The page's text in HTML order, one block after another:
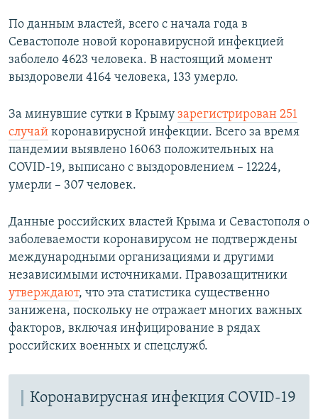
По данным властей, всего с начала года в
Севастополе новой коронавирусной инфекцией
заболело 4623 человека. В настоящий момент
выздоровели 4164 человека, 133 умерло.
За минувшие сутки в Крыму зарегистрирован 251
случай коронавирусной инфекции. Всего за время
пандемии выявлено 16063 положительных на
COVID-19, выписано с выздоровлением – 12224,
умерли – 307 человек.
Данные российских властей Крыма и Севастополя о
заболеваемости коронавирусом не подтверждены
международными организациями и другими
независимыми источниками. Правозащитники
утверждают, что эта статистика существенно
занижена, поскольку не отражает многих важных
факторов, включая инфицирование в рядах
российских военных и спецслужб.
Коронавирусная инфекция COVID-19